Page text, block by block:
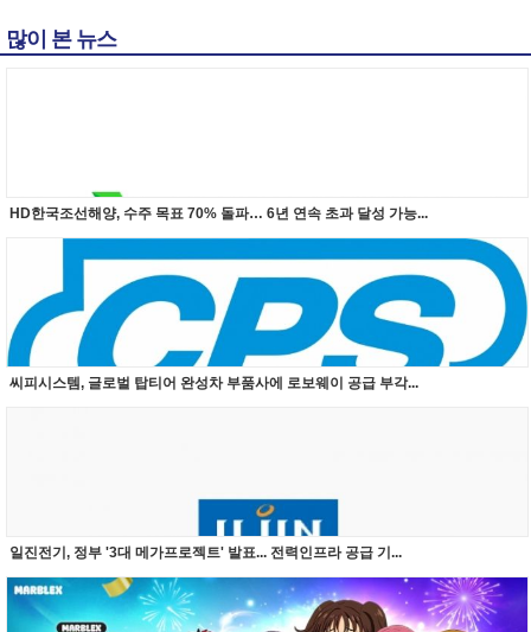
많이 본 뉴스
HD한국조선해양, 수주 목표 70% 돌파… 6년 연속 초과 달성 가능...
씨피시스템, 글로벌 탑티어 완성차 부품사에 로보웨이 공급 부각...
일진전기, 정부 '3대 메가프로젝트' 발표... 전력인프라 공급 기...